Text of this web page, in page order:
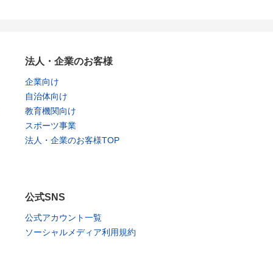
法人・企業のお客様
企業向け
自治体向け
教育機関向け
スポーツ事業
法人・企業のお客様TOP
公式SNS
公式アカウント一覧
ソーシャルメディア利用規約